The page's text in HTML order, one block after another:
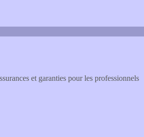
et garanties pour les professionnels